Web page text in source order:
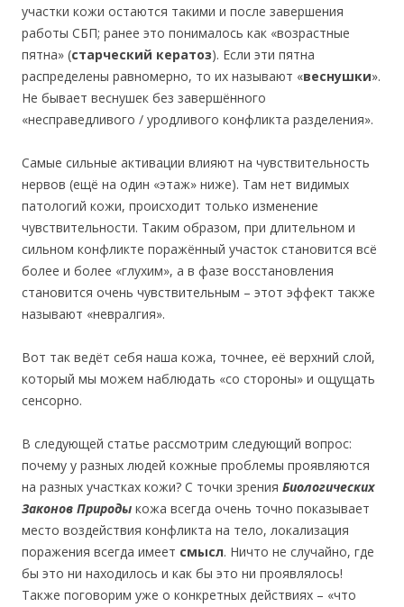
участки кожи остаются такими и после завершения
работы СБП; ранее это понималось как «возрастные
пятна» (старческий кератоз). Если эти пятна
распределены равномерно, то их называют «веснушки».
Не бывает веснушек без завершённого
«несправедливого / уродливого конфликта разделения».
Самые сильные активации влияют на чувствительность
нервов (ещё на один «этаж» ниже). Там нет видимых
патологий кожи, происходит только изменение
чувствительности. Таким образом, при длительном и
сильном конфликте поражённый участок становится всё
более и более «глухим», а в фазе восстановления
становится очень чувствительным – этот эффект также
называют «невралгия».
Вот так ведёт себя наша кожа, точнее, её верхний слой,
который мы можем наблюдать «со стороны» и ощущать
сенсорно.
В следующей статье рассмотрим следующий вопрос:
почему у разных людей кожные проблемы проявляются
на разных участках кожи? С точки зрения Биологических
Законов Природы кожа всегда очень точно показывает
место воздействия конфликта на тело, локализация
поражения всегда имеет смысл. Ничто не случайно, где
бы это ни находилось и как бы это ни проявлялось!
Также поговорим уже о конкретных действиях – «что